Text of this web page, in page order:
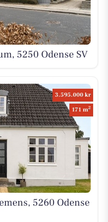
5250 Odense SV
3.595.000 kr
171 m2
5260 Odense